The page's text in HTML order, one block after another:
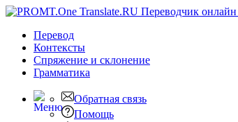
Перевод
Контексты
Спряжение и склонение
Грамматика
Обратная связь
Помощь